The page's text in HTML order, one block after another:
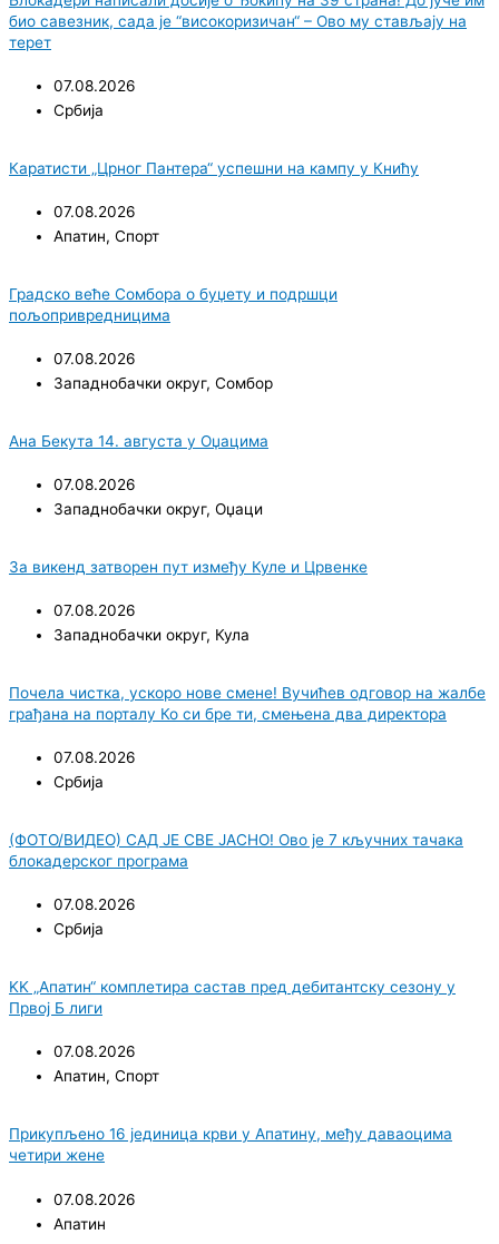
био савезник, сада је “високоризичан“ – Ово му стављају на
терет
07.08.2026
Србија
Каратисти „Црног Пантера“ успешни на кампу у Книћу
07.08.2026
Апатин, Спорт
Градско веће Сомбора о буџету и подршци
пољопривредницима
07.08.2026
Западнобачки округ, Сомбор
Ана Бекута 14. августа у Оџацима
07.08.2026
Западнобачки округ, Оџаци
За викенд затворен пут између Куле и Црвенке
07.08.2026
Западнобачки округ, Кула
Почела чистка, ускоро нове смене! Вучићев одговор на жалбе
грађана на порталу Ко си бре ти, смењена два директора
07.08.2026
Србија
(ФОТО/ВИДЕО) САД ЈЕ СВЕ ЈАСНО! Ово је 7 кључних тачака
блокадерског програма
07.08.2026
Србија
KK „Апатин“ комплетира састав пред дебитантску сезону у
Првој Б лиги
07.08.2026
Апатин, Спорт
Прикупљено 16 јединица крви у Апатину, међу даваоцима
четири жене
07.08.2026
Апатин